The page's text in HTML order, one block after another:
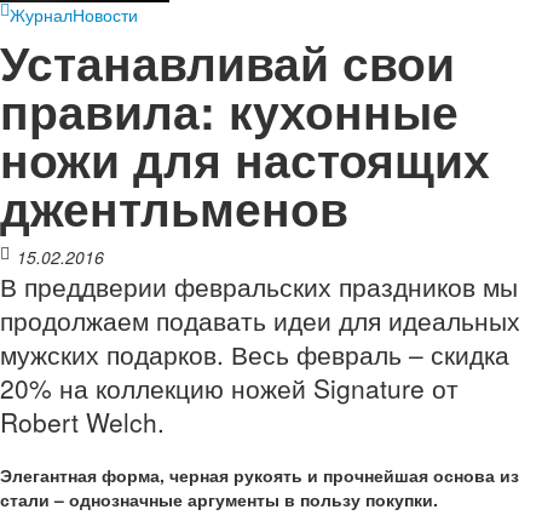
ЖурналНовости
​Устанавливай свои
правила: кухонные
ножи для настоящих
джентльменов
15.02.2016
В преддверии февральских праздников мы
продолжаем подавать идеи для идеальных
мужских подарков. Весь февраль – скидка
20% на коллекцию ножей Signature от
Robert Welch.
Элегантная форма, черная рукоять и прочнейшая основа из
стали – однозначные аргументы в пользу покупки.